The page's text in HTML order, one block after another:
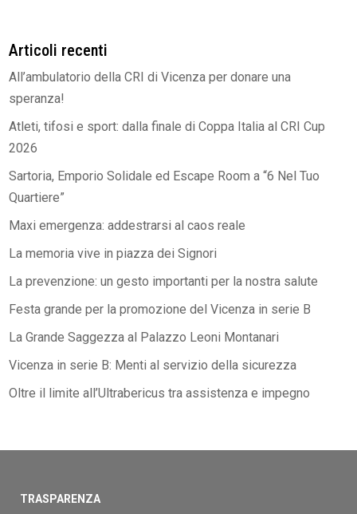
Articoli recenti
All’ambulatorio della CRI di Vicenza per donare una
speranza!
Atleti, tifosi e sport: dalla finale di Coppa Italia al CRI Cup
2026
Sartoria, Emporio Solidale ed Escape Room a “6 Nel Tuo
Quartiere”
Maxi emergenza: addestrarsi al caos reale
La memoria vive in piazza dei Signori
La prevenzione: un gesto importanti per la nostra salute
Festa grande per la promozione del Vicenza in serie B
La Grande Saggezza al Palazzo Leoni Montanari
Vicenza in serie B: Menti al servizio della sicurezza
Oltre il limite all’Ultrabericus tra assistenza e impegno
TRASPARENZA